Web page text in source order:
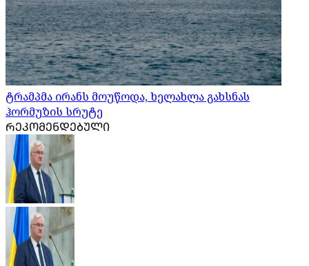
ტრამპმა ირანს მოუწოდა, ხელახლა გახსნას
ჰორმუზის სრუტე
ᲠᲔᲙᲝᲛᲔᲜᲓᲔᲑᲣᲚᲘ